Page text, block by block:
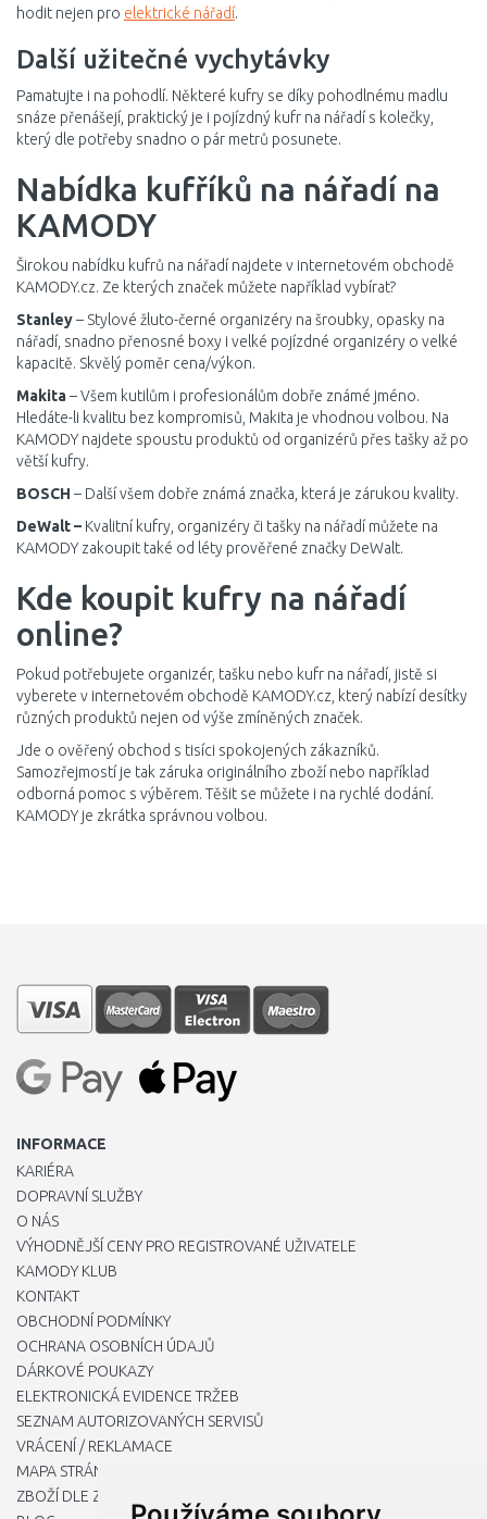
hodit nejen pro elektrické nářadí.
Další užitečné vychytávky
Pamatujte i na pohodlí. Některé kufry se díky pohodlnému madlu
snáze přenášejí, praktický je i pojízdný kufr na nářadí s kolečky,
který dle potřeby snadno o pár metrů posunete.
Nabídka kufříků na nářadí na
KAMODY
Širokou nabídku kufrů na nářadí najdete v internetovém obchodě
KAMODY.cz. Ze kterých značek můžete například vybírat?
Stanley– Stylové žluto-černé organizéry na šroubky, opasky na
nářadí, snadno přenosné boxy i velké pojízdné organizéry o velké
kapacitě. Skvělý poměr cena/výkon.
Makita– Všem kutilům i profesionálům dobře známé jméno.
Hledáte-li kvalitu bez kompromisů, Makita je vhodnou volbou. Na
KAMODY najdete spoustu produktů od organizérů přes tašky až po
větší kufry.
BOSCH – Další všem dobře známá značka, která je zárukou kvality.
DeWalt – Kvalitní kufry, organizéry či tašky na nářadí můžete na
KAMODY zakoupit také od léty prověřené značky DeWalt.
Kde koupit kufry na nářadí
online?
Pokud potřebujete organizér, tašku nebo kufr na nářadí, jistě si
vyberete v internetovém obchodě KAMODY.cz, který nabízí desítky
různých produktů nejen od výše zmíněných značek.
Jde o ověřený obchod s tisíci spokojených zákazníků.
Samozřejmostí je tak záruka originálního zboží nebo například
odborná pomoc s výběrem. Těšit se můžete i na rychlé dodání.
KAMODY je zkrátka správnou volbou.
INFORMACE
KARIÉRA
DOPRAVNÍ SLUŽBY
O NÁS
VÝHODNĚJŠÍ CENY PRO REGISTROVANÉ UŽIVATELE
KAMODY KLUB
KONTAKT
OBCHODNÍ PODMÍNKY
OCHRANA OSOBNÍCH ÚDAJŮ
DÁRKOVÉ POUKAZY
ELEKTRONICKÁ EVIDENCE TRŽEB
SEZNAM AUTORIZOVANÝCH SERVISŮ
VRÁCENÍ / REKLAMACE
MAPA STRÁNKY
ZBOŽÍ DLE ZNAČEK